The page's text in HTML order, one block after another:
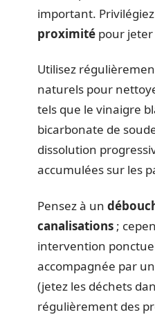
important.
proximité pour
Utilisez
naturels pour
tels que le vinaigre
bicarbonate de
dissolution
accumulées sur les
Pensez à un
canalisations ;
intervention
accompagnée par
(jetez les déchets
régulièrement des